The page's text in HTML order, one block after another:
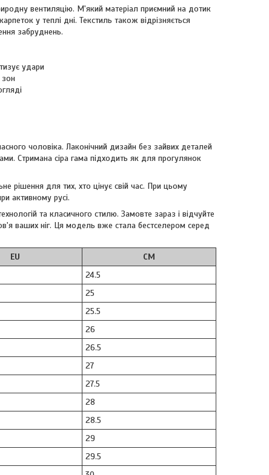
вентиляцію. М'який матеріал приємний на дотик
у теплі дні. Текстиль також відрізняється
забруднень.
удари
чоловіка. Лаконічний дизайн без зайвих деталей
Стримана сіра гама підходить як для прогулянок
рішення для тих, хто цінує свій час. При цьому
активному русі.
та класичного стилю. Замовте зараз і відчуйте
ваших ніг. Ця модель вже стала бестселером серед
EU
CM
24.5
25
25.5
26
26.5
27
27.5
28
28.5
29
29.5